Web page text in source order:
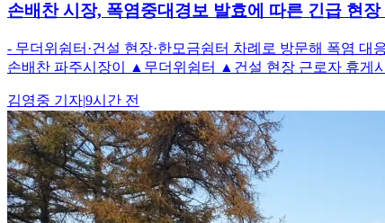
손배찬 시장, 폭염중대경보 발효에 따른 긴급 현장
- 무더위쉼터·건설 현장·한모금쉼터 차례로 방문해 폭염
손배찬 파주시장이 ▲무더위쉼터 ▲건설 현장 근로자 휴게
김영중 기자|9시간 전